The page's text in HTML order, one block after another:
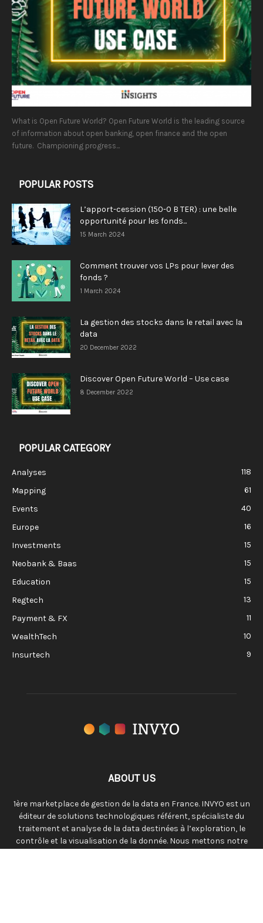
What is Open Future World? Open Future World is the leading source
of information about open banking, open finance and the open
future. Championing progress...
POPULAR POSTS
L’apport-cession (150-0 B TER) : une belle
opportunité pour les fonds...
15 March 2024
Comment trouver vos LPs pour lever des
fonds ?
1 March 2024
La gestion des stocks dans le retail avec la
data
20 December 2022
Discover Open Future World – Use case
8 December 2022
POPULAR CATEGORY
Analyses
118
Mapping
61
Events
40
Europe
16
Investments
15
Neobank & Baas
15
Education
15
Regtech
13
Payment & FX
11
WealthTech
10
Insurtech
9
ABOUT US
1ère marketplace de gestion de la data en France. INVYO est un
éditeur de solutions technologiques référent, spécialiste du
traitement et analyse de la data destinées à l’exploration, le
contrôle et la visualisation de la donnée. Nous mettons notre